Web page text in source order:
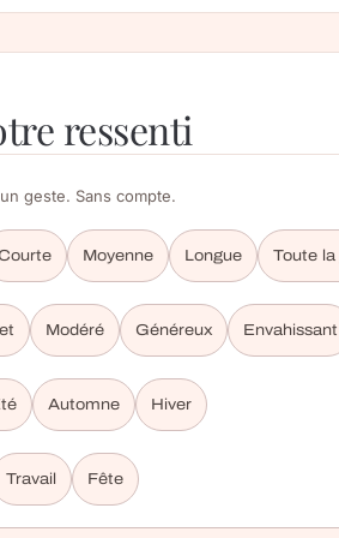
ressenti
geste. Sans compte.
Moyenne Longue Toute
Modéré Généreux Envahissant
Automne Hiver
Travail Fête